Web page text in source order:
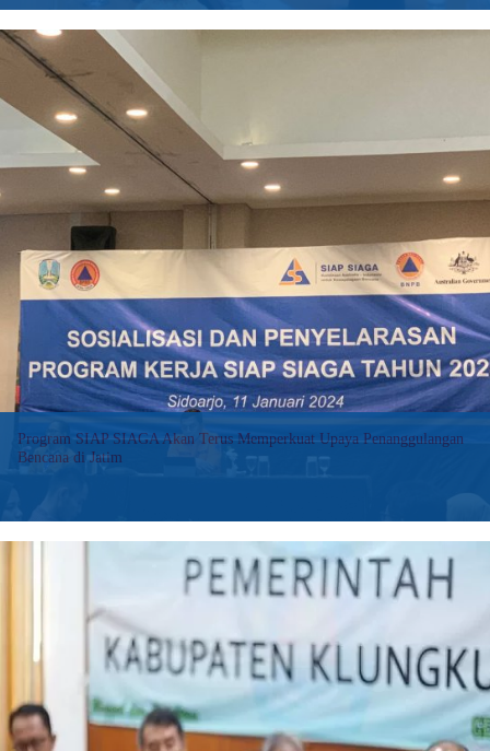
BALIWARA.COM – Kepala Pelaksana Badan Penanggulangan
Bencana Daerah (BPBD) Provinsi Bali, I Made Rentin, dan jajaran
petugasnya menerima kunjungan penting dari Parlemen Australia di
Ruang Rapat Tanggap UPTD. Pengendalian Bencana Daerah BPBD
Provinsi Bali.
Baca selengkapnya>>:
Parlemen
Australia
Jalin
Kuat
Bali
dalam
Penanggulangan
Bencana
Program SIAP SIAGA Akan Terus Memperkuat Upaya Penanggulangan
Bencana di Jatim
memperkuat penanggulangan bencana di Jawa Timur. Hal ini
disampaikan Team Leader Program SIAP SIAGA, Lucy Dickinson,
saat Sosialisasi dan Penyelarasan Program…
Baca selengkapnya>>:
Program
SIAP
SIAGA
Akan
Terus
Memperkuat